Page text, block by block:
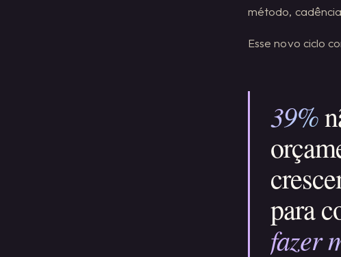
método,
Esse novo ciclo
39%
para
fazer